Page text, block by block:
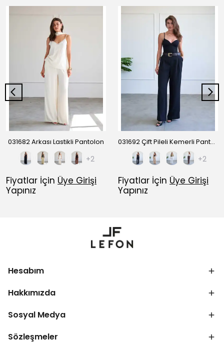
031682 Arkası Lastikli Pantolon
+2
Fiyatlar İçin Üye Girişi
Yapınız
031692 Çift Pileli Kemerli Pantolon
+2
Fiyatlar İçin Üye Girişi
Yapınız
Hesabım
Hakkımızda
Sosyal Medya
Sözleşmeler